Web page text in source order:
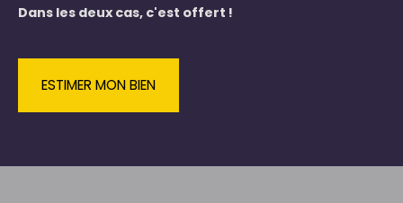
Dans les deux cas, c'est offert !
ESTIMER MON BIEN